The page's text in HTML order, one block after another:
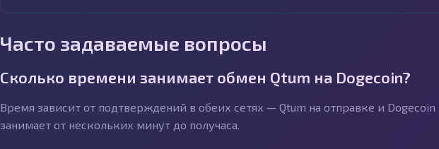
Часто задаваемые вопросы
Сколько времени занимает обмен Qtum на Dogecoin?
Время зависит от подтверждений в обеих сетях — Qtum на отправке и
занимает от нескольких минут до получаса.